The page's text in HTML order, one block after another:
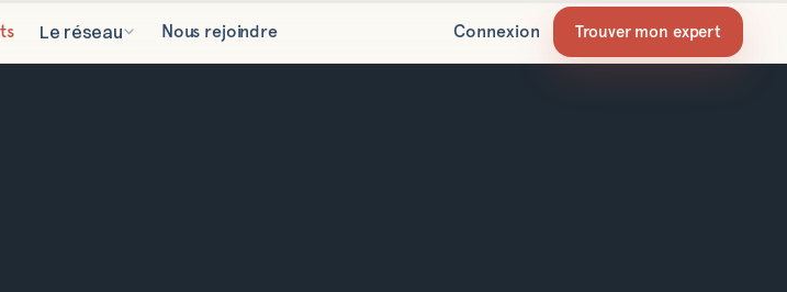
Le réseau Nous rejoindre Connexion Trouver mon expert